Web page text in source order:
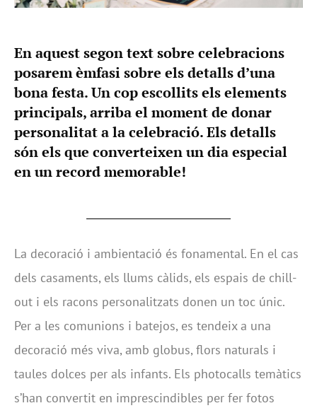
En aquest segon text sobre celebracions
posarem èmfasi sobre els detalls d’una
bona festa. Un cop escollits els elements
principals, arriba el moment de donar
personalitat a la celebració. Els detalls
són els que converteixen un dia especial
en un record memorable!
La decoració i ambientació és fonamental. En el cas
dels casaments, els llums càlids, els espais de chill-
out i els racons personalitzats donen un toc únic.
Per a les comunions i batejos, es tendeix a una
decoració més viva, amb globus, flors naturals i
taules dolces per als infants. Els photocalls temàtics
s’han convertit en imprescindibles per fer fotos